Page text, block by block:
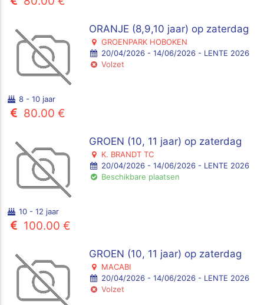
ORANJE (8,9,10 jaar) op zaterdag
GROENPARK HOBOKEN
20/04/2026 - 14/06/2026 - LENTE 2026
Volzet
8 - 10 jaar
80.00 €
GROEN (10, 11 jaar) op zaterdag
K. BRANDT TC
20/04/2026 - 14/06/2026 - LENTE 2026
Beschikbare plaatsen
10 - 12 jaar
100.00 €
GROEN (10, 11 jaar) op zaterdag
MACABI
20/04/2026 - 14/06/2026 - LENTE 2026
Volzet